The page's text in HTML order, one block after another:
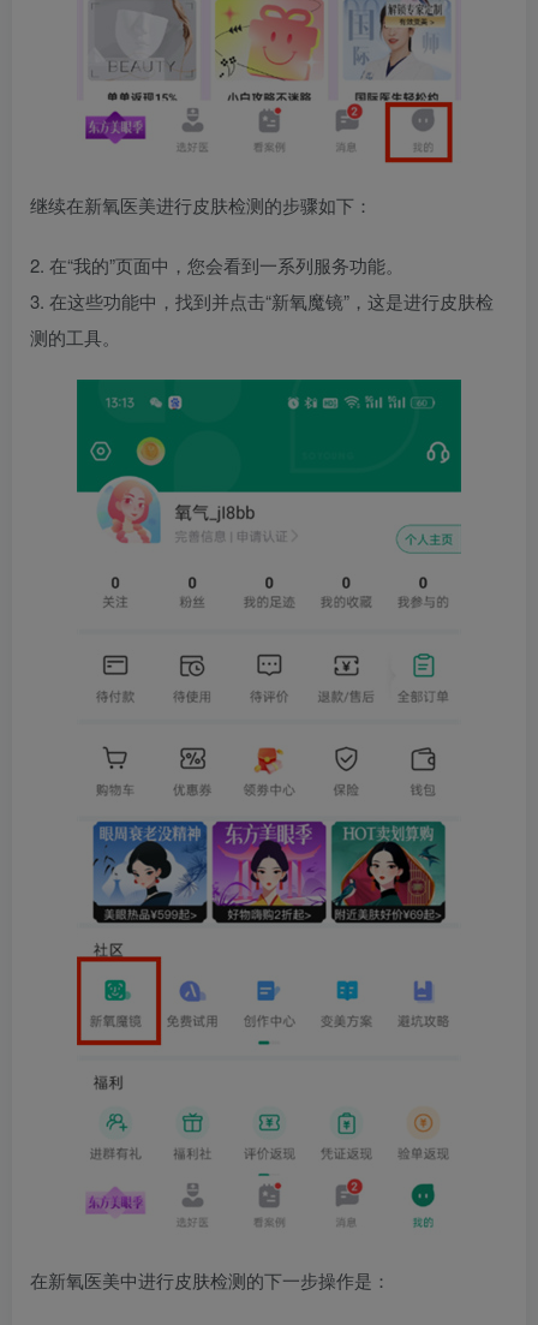
继续在新氧医美进行皮肤检测的步骤如下：
2. 在“我的”页面中，您会看到一系列服务功能。
3. 在这些功能中，找到并点击“新氧魔镜”，这是进行皮肤检
测的工具。
在新氧医美中进行皮肤检测的下一步操作是：